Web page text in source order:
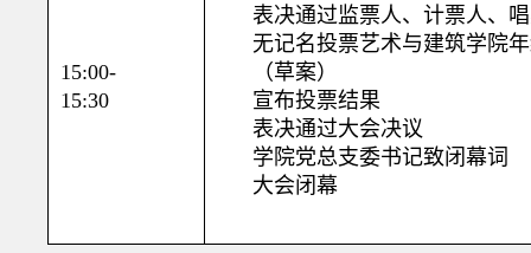
15:00-
15:30
表决通过监票人、计票人、
无记名投票艺术与建筑学院
（草案）
宣布投票结果
表决通过大会决议
学 院党总支委书记致闭幕词
大会闭幕